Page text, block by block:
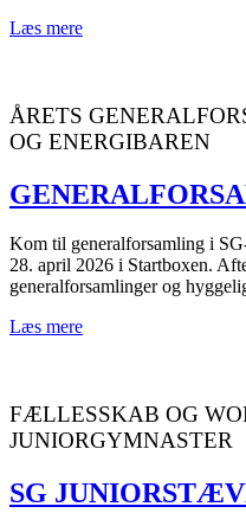
Læs mere
ÅRETS
OG ENERGIBAREN
Kom til generalforsamling i
28. april 2026 i Startboxen.
generalforsamlinger og
Læs mere
FÆLLESSKAB OG
JUNIORGYMNASTER
SG